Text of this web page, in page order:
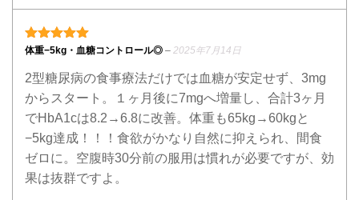
5段階中 5 の評価
体重−5kg・血糖コントロール◎ – 2025年7月14日
2型糖尿病の食事療法だけでは血糖が安定せず、3mg
からスタート。１ヶ月後に7mgへ増量し、合計3ヶ月
でHbA1cは8.2→6.8に改善。体重も65kg→60kgと
−5kg達成！！！食欲がかなり自然に抑えられ、間食
ゼロに。空腹時30分前の服用は慣れが必要ですが、効
果は抜群ですよ。